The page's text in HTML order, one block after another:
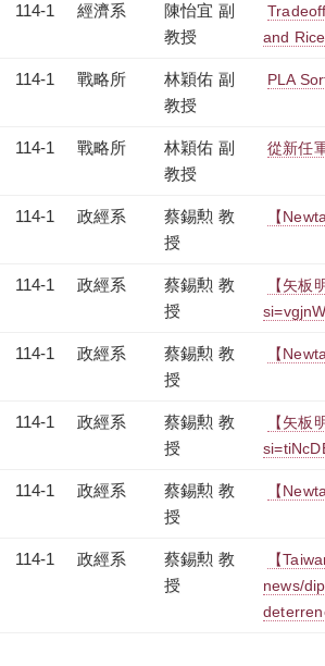
114-1 經濟系
陳怡宜 副
教授
and
114-1 戰略所
林穎佑 副
教授
PLA
114-1 戰略所
林穎佑 副
教授
從新任
114-1 政經系
蔡錫勲 教
授
【
114-1 政經系
蔡錫勲 教
授
【矢
114-1 政經系
蔡錫勲 教
授
【
114-1 政經系
蔡錫勲 教
授
【矢
114-1 政經系
蔡錫勲 教
授
【
114-1 政經系
蔡錫勲 教
授
【
news/